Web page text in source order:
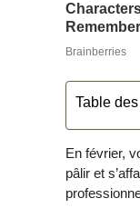
Table
En février,
pâlir et